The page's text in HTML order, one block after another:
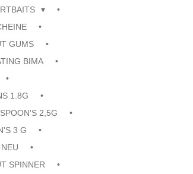
GUMS
BIMA
1.8G
SPOON'S 2,5G
3 G
SPINNER